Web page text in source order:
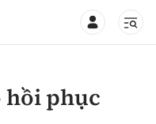
hồi phục